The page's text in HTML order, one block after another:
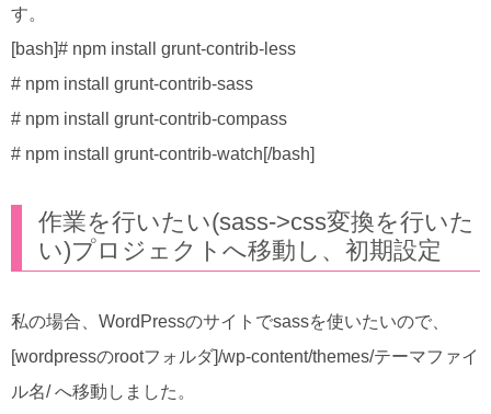
す。
[bash]# npm install grunt-contrib-less
# npm install grunt-contrib-sass
# npm install grunt-contrib-compass
# npm install grunt-contrib-watch[/bash]
作業を行いたい(sass->css変換を行いた
い)プロジェクトへ移動し、初期設定
私の場合、WordPressのサイトでsassを使いたいので、
[wordpressのrootフォルダ]/wp-content/themes/テーマファイ
ル名/ へ移動しました。